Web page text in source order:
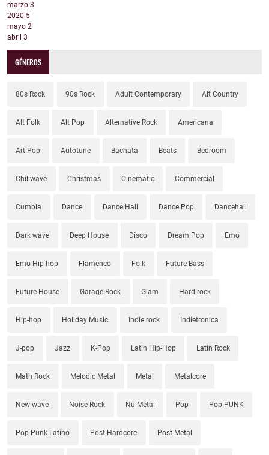
marzo 3
2020 5
mayo 2
abril 3
GÉNEROS
80s Rock 90s Rock Adult Contemporary Alt Country
Alt Folk Alt Pop Alternative Rock Americana
Art Pop Autotune Bachata Beats Bedroom
Chillwave Christmas Cinematic Commercial
Cumbia Dance Dance Hall Dance Pop Dancehall
Dark wave Deep House Disco Dream Pop Emo
Emo Hip-hop Flamenco Folk Future Bass
Future House Garage Rock Glam Hard rock
Hip-hop Holiday Music Indie rock Indietronica
J-pop Jazz K-Pop Latin Hip-Hop Latin Rock
Math Rock Melodic Metal Metal Metalcore
New wave Noise Rock Nu Metal Pop Pop PUNK
Pop Punk Latino Post-Hardcore Post-Metal